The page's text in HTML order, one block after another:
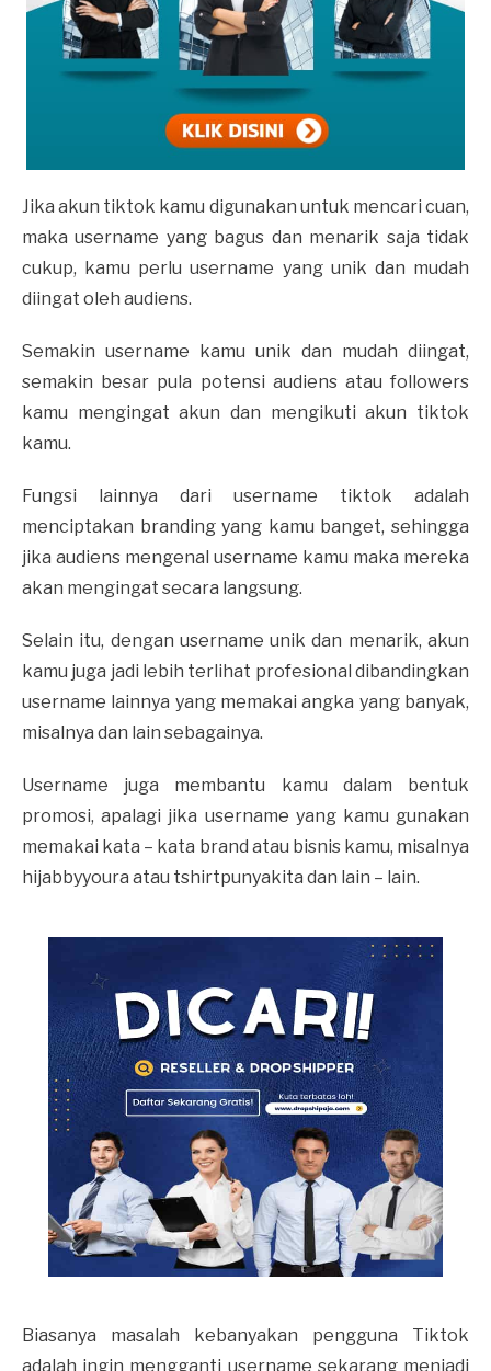
Jika akun tiktok kamu digunakan untuk mencari cuan,
maka username yang bagus dan menarik saja tidak
cukup, kamu perlu username yang unik dan mudah
diingat oleh audiens.
Semakin username kamu unik dan mudah diingat,
semakin besar pula potensi audiens atau followers
kamu mengingat akun dan mengikuti akun tiktok
kamu.
Fungsi lainnya dari username tiktok adalah
menciptakan branding yang kamu banget, sehingga
jika audiens mengenal username kamu maka mereka
akan mengingat secara langsung.
Selain itu, dengan username unik dan menarik, akun
kamu juga jadi lebih terlihat profesional dibandingkan
username lainnya yang memakai angka yang banyak,
misalnya dan lain sebagainya.
Username juga membantu kamu dalam bentuk
promosi, apalagi jika username yang kamu gunakan
memakai kata – kata brand atau bisnis kamu, misalnya
hijabbyyoura atau tshirtpunyakita dan lain – lain.
Biasanya masalah kebanyakan pengguna Tiktok
adalah ingin mengganti username sekarang menjadi